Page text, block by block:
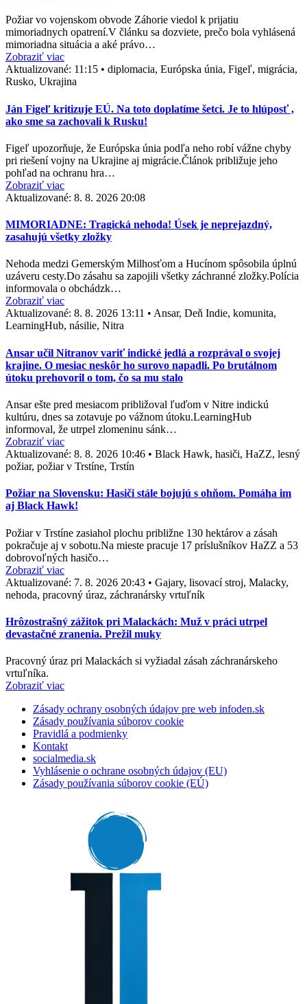
Požiar vo vojenskom obvode Záhorie viedol k prijatiu
mimoriadnych opatrení.V článku sa dozviete, prečo bola vyhlásená
mimoriadna situácia a aké právo…
Zobraziť viac
Aktualizované: 11:15 • diplomacia, Európska únia, Figeľ, migrácia,
Rusko, Ukrajina
Ján Figeľ kritizuje EÚ. Na toto doplatíme šetci. Je to hlúposť ,
ako sme sa zachovali k Rusku!
Figeľ upozorňuje, že Európska únia podľa neho robí vážne chyby
pri riešení vojny na Ukrajine aj migrácie.Článok približuje jeho
pohľad na ochranu hra…
Zobraziť viac
Aktualizované: 8. 8. 2026 20:08
MIMORIADNE: Tragická nehoda! Úsek je neprejazdný,
zasahujú všetky zložky
Nehoda medzi Gemerským Milhosťom a Hucínom spôsobila úplnú
uzáveru cesty.Do zásahu sa zapojili všetky záchranné zložky.Polícia
informovala o obchádzk…
Zobraziť viac
Aktualizované: 8. 8. 2026 13:11 • Ansar, Deň Indie, komunita,
LearningHub, násilie, Nitra
Ansar učil Nitranov variť indické jedlá a rozprával o svojej
krajine. O mesiac neskôr ho surovo napadli. Po brutálnom
útoku prehovoril o tom, čo sa mu stalo
Ansar ešte pred mesiacom približoval ľuďom v Nitre indickú
kultúru, dnes sa zotavuje po vážnom útoku.LearningHub
informoval, že utrpel zlomeninu sánk…
Zobraziť viac
Aktualizované: 8. 8. 2026 10:46 • Black Hawk, hasiči, HaZZ, lesný
požiar, požiar v Trstíne, Trstín
Požiar na Slovensku: Hasiči stále bojujú s ohňom. Pomáha im
aj Black Hawk!
Požiar v Trstíne zasiahol plochu približne 130 hektárov a zásah
pokračuje aj v sobotu.Na mieste pracuje 17 príslušníkov HaZZ a 53
dobrovoľných hasičo…
Zobraziť viac
Aktualizované: 7. 8. 2026 20:43 • Gajary, lisovací stroj, Malacky,
nehoda, pracovný úraz, záchranársky vrtuľník
Hrôzostrašný zážitok pri Malackách: Muž v práci utrpel
devastačné zranenia. Prežil muky
Pracovný úraz pri Malackách si vyžiadal zásah záchranárskeho
vrtuľníka.
Zobraziť viac
Zásady ochrany osobných údajov pre web infoden.sk
Zásady používania súborov cookie
Pravidlá a podmienky
Kontakt
socialmedia.sk
Vyhlásenie o ochrane osobných údajov (EU)
Zásady používania súborov cookie (EÚ)